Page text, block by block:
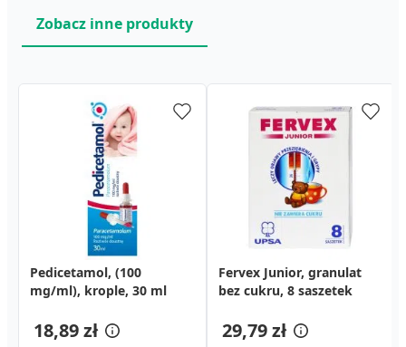
Zobacz inne produkty
Pedicetamol, (100
mg/ml), krople, 30 ml
18,89 zł
Fervex Junior, granulat
bez cukru, 8 saszetek
29,79 zł